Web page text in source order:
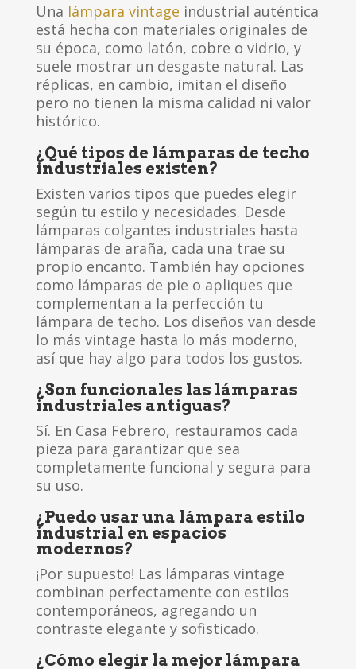
Una lámpara vintage industrial auténtica
está hecha con materiales originales de
su época, como latón, cobre o vidrio, y
suele mostrar un desgaste natural. Las
réplicas, en cambio, imitan el diseño
pero no tienen la misma calidad ni valor
histórico.
¿Qué tipos de lámparas de techo
industriales existen?
Existen varios tipos que puedes elegir
según tu estilo y necesidades. Desde
lámparas colgantes industriales hasta
lámparas de araña, cada una trae su
propio encanto. También hay opciones
como lámparas de pie o apliques que
complementan a la perfección tu
lámpara de techo. Los diseños van desde
lo más vintage hasta lo más moderno,
así que hay algo para todos los gustos.
¿Son funcionales las lámparas
industriales antiguas?
Sí. En Casa Febrero, restauramos cada
pieza para garantizar que sea
completamente funcional y segura para
su uso.
¿Puedo usar una lámpara estilo
industrial en espacios
modernos?
¡Por supuesto! Las lámparas vintage
combinan perfectamente con estilos
contemporáneos, agregando un
contraste elegante y sofisticado.
¿Cómo elegir la mejor lámpara